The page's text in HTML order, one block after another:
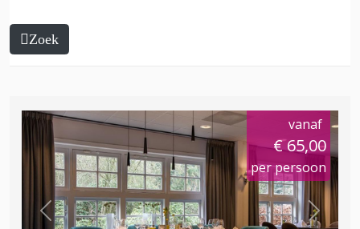
Zoek
vanaf
€ 65,00
per persoon
Previous Next